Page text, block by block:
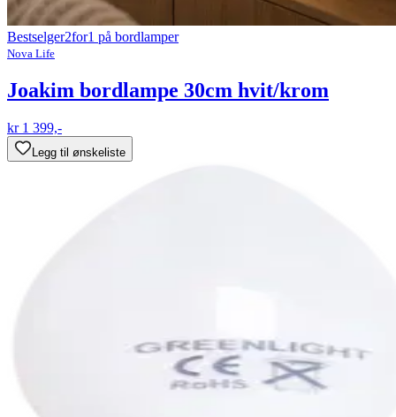
Bestselger2for1 på bordlamper
Nova Life
Joakim bordlampe 30cm hvit/krom
kr 1 399,-
Legg til ønskeliste